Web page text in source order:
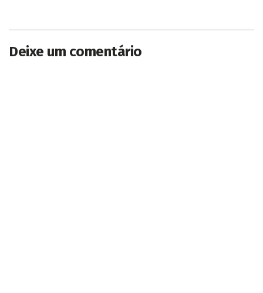
Deixe um comentário